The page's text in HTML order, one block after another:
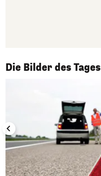
Die Bilder des Tages
1/50